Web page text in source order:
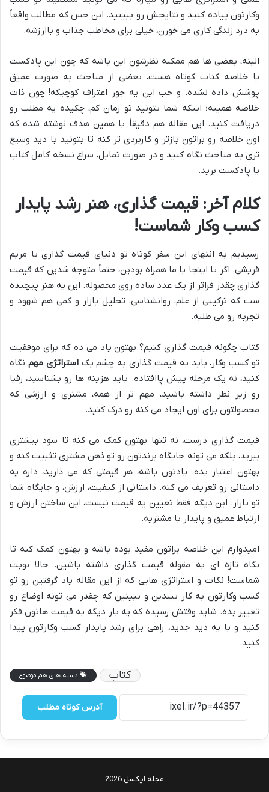
وکارتون پیاده کنید و نتایجش رو ببینید. این حس که مطالب واقعاً
به درد زندگی کاری می خورن، خیلی برای مخاطب جذاب و باارزشه.
البته، بعضی ها هم ممکنه نظرشون این باشه که چون این پادکست
یا خلاصه کتاب کوتاه هست، بعضی از مباحث به صورت عمیق
پوشش داده نشده. و خب این یه جور اعتراف کوچیکه! چون ذات
خلاصه همینه؛ اینکه شما بتونید تو زمان کم، چکیده یه مطلب رو
دریافت کنید. این مقاله هم دقیقاً با همین هدف نوشته شده که
اون خلاصه رو براتون بازتر و کاربردی تر کنه تا بتونید با دید وسیع
تری به مباحث نگاه کنید و در صورت تمایل، سراغ نسخه کامل کتاب
یا پادکست برید.
کلام آخر: قیمت گذاری، هنر رشد پایدار
کسب وکار شماست!
رسیدیم به انتهای این سفر کوتاه تو دنیای قیمت گذاری با مریم
قریشی. اگر تا اینجا با ما همراه بودین، حتماً متوجه شدین که قیمت
گذاری چقدر فراتر از یک عدد ساده روی محصوله. این یه هنر پیچیده
ست که ترکیبی از علم، روانشناسی، تحلیل بازار و کمی هم شهود و
تجربه رو می طلبه.
کتاب چگونه قیمت گذاری کنیم؟ بهتون یاد می ده که برای موفقیت
تو کسب وکار، باید به قیمت گذاری به چشم یکاستراتژی مهم نگاه
کنید، نه یک مرحله پیش پاافتاده. باید هزینه ها رو بشناسید، رقبا
رو زیر نظر داشته باشید، مهم تر از همه، مشتری و ارزشی که
محصولتون برای اون ایجاد می کنه رو درک کنید.
قیمت گذاری درست، نه تنها بهتون کمک می کنه تا سود بیشتری
ببرید، بلکه می تونه جایگاه برندتون رو تو ذهن مشتری تثبیت کنه و
بهتون اعتبار بده. یادتون باشه، هر قیمتی که می ذارید، داره یه
داستانی رو تعریف می کنه. داستانی از کیفیت، ارزش، و جایگاه شما
تو بازار. این دیگه فقط تعیین یه قیمت نیست، این ساختن ارزش و
ارتباط عمیق و پایدار با مشتریه.
امیدوارم این خلاصه براتون مفید بوده باشه و بهتون کمک کنه تا
نگاه تازه ای به مقوله قیمت گذاری داشته باشین. حالا نوبت
شماست! نکات و استراتژی هایی که از این مقاله یاد گرفتین رو تو
کسب وکارتون به کار ببندین و ببینین که چقدر می تونه اوضاع رو
تغییر بده. شاید وقتش رسیده که یه بار دیگه به قیمت هاتون فکر
کنید و با یه دید جدید، راهی برای رشد پایدار کسب وکارتون پیدا
کنید.
دسته های هم موضوع کتاب
آدرس کوتاه مطلب
مجله ایکسل 2026